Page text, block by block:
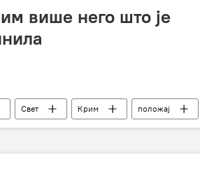
више него што је
Свет Крим положај